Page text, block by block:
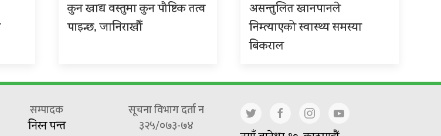
कुन खाद्य वस्तुमा कुन पौष्टिक तत्व
पाइन्छ, जानिराखौँ
असन्तुलित खानपानले
निम्त्याएको स्वास्थ्य समस्या
बिकराल
सम्पादक
निरन पन्त
सूचना विभाग दर्ता न
३२५/०७३-७४